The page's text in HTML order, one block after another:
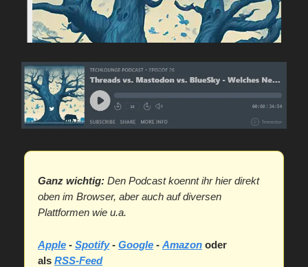
Ganz wichtig: Den Podcast koennt ihr hier direkt
oben im Browser, aber auch auf diversen
Plattformen wie u.a.
Apple - Spotify- Google - Amazon oder
als RSS-Feed